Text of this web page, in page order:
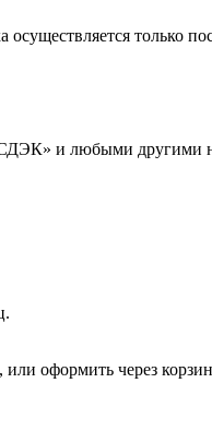
только
и любыми другими
, или оформить через